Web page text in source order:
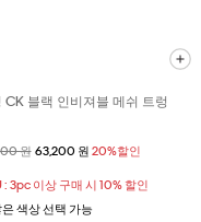
CK 블랙 인비져블 메쉬 트렁
가격
원할인된 가격
63,200 원 20%할인
: 3pc 이상 구매 시 10% 할인
은 색상 선택 가능